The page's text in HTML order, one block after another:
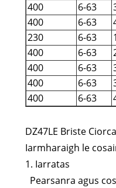
400
6-63
400
6-63
230
6-63 1
400
6-63
400
6-63
400
6-63
400
6-63
DZ47LE Briste
Iarmharaigh le
1. Iarratas
Pearsanra agus